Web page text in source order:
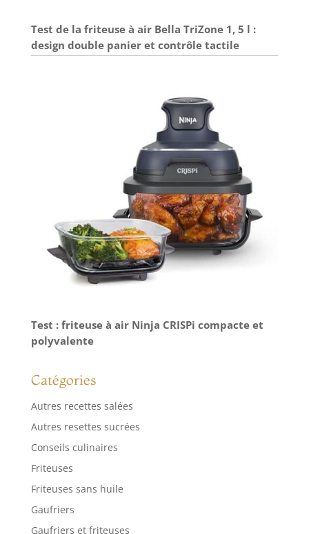
Test de la friteuse à air Bella TriZone 1, 5 l :
design double panier et contrôle tactile
Test : friteuse à air Ninja CRISPi compacte et
polyvalente
Catégories
Autres recettes salées
Autres resettes sucrées
Conseils culinaires
Friteuses
Friteuses sans huile
Gaufriers
Gaufriers et friteuses